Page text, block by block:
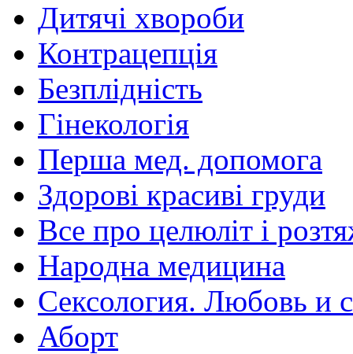
Дитячі хвороби
Контрацепція
Безплідність
Гінекологія
Перша мед. допомога
Здорові красиві груди
Все про целюліт і
Народна медицина
Сексология. Любовь и
Аборт